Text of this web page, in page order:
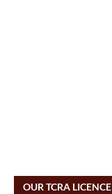
OUR TCRA LICENCE